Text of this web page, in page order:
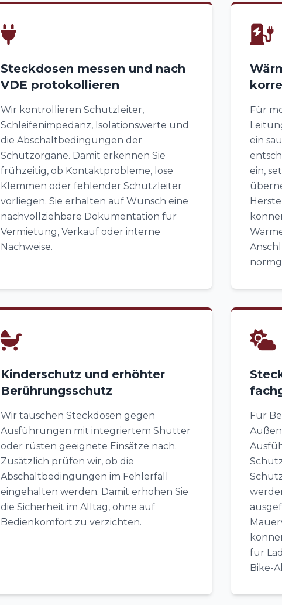
Steckdosen messen und nach
VDE protokollieren
Wir kontrollieren Schutzleiter,
Schleifenimpedanz, Isolationswerte und
die Abschaltbedingungen der
Schutzorgane. Damit erkennen Sie
frühzeitig, ob Kontaktprobleme, lose
Klemmen oder fehlender Schutzleiter
vorliegen. Sie erhalten auf Wunsch eine
nachvollziehbare Dokumentation für
Vermietung, Verkauf oder interne
Nachweise.
Für
ein
ein,
Kinderschutz und erhöhter
Berührungsschutz
Wir tauschen Steckdosen gegen
Ausführungen mit integriertem Shutter
oder rüsten geeignete Einsätze nach.
Zusätzlich prüfen wir, ob die
Abschaltbedingungen im Fehlerfall
eingehalten werden. Damit erhöhen Sie
die Sicherheit im Alltag, ohne auf
Bedienkomfort zu verzichten.
Für
für
Bike-